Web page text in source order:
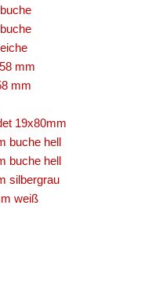
mm
mm
19x80mm
buche hell
buche hell
silbergrau
weiß